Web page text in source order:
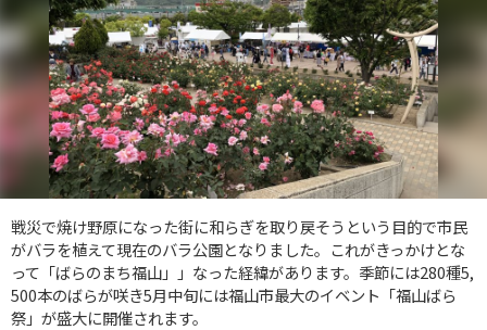
戦災で焼け野原になった街に和らぎを取り戻そうという目的で市民
がバラを植えて現在のバラ公園となりました。これがきっかけとな
って「ばらのまち福山」」なった経緯があります。季節には280種5,
500本のばらが咲き5月中旬には福山市最大のイベント「福山ばら
祭」が盛大に開催されます。